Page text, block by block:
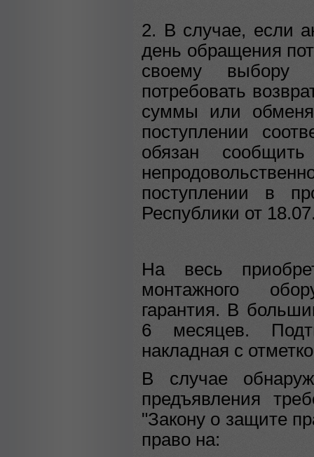
2. В случае, если
день обращения
своему выбору
потребовать
суммы или
поступлении
обязан
поступлении в
Республики от
На весь
монтажного
гарантия. В
6 месяцев.
накладная с
В случае
предъявления
"Закону о защите
право на: